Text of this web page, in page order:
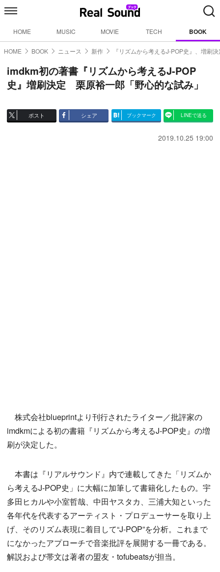
HOME MUSIC MOVIE TECH BOOK
HOME BOOK ニュース 新作 『リズムから考えるJ-POP史』、増刷
imdkm初の著書『リズムから考えるJ-POP
史』増刷決定 栗原裕一郎「野心的な試み」
ポスト シェア ブックマーク LINEで送る
2019.10.25 19:00
株式会社blueprintより刊行されたライター／批評家の
imdkmによる初の書籍『リズムから考えるJ-POP史』の増
刷が決定した。
本書は『リアルサウンド』内で連載してきた「リズムか
ら考えるJ-POP史」に大幅に加筆して書籍化したもの。宇
多田ヒカルや小室哲哉、中田ヤスタカ、三浦大知といった
各年代を代表するアーティスト・プロデューサーを取り上
げ、そのリズム表現に着目して“J-POP”を分析。これまで
になかったアプローチで音楽批評を展開する一冊である。
解説および帯文は著者の盟友・tofubeatsが担当。